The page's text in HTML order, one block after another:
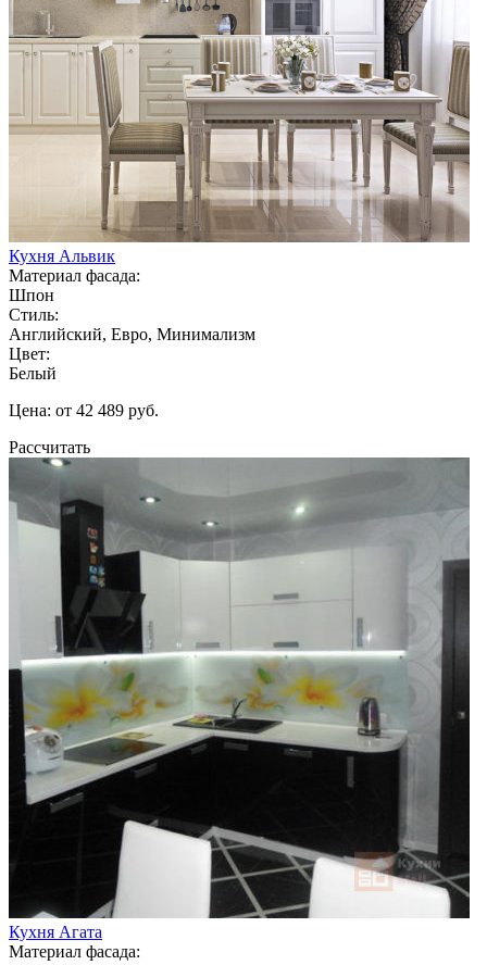
Кухня Альвик
Материал фасада:
Шпон
Стиль:
Английский, Евро, Минимализм
Цвет:
Белый
Цена: от 42 489 руб.
Рассчитать
Кухня Агата
Материал фасада: